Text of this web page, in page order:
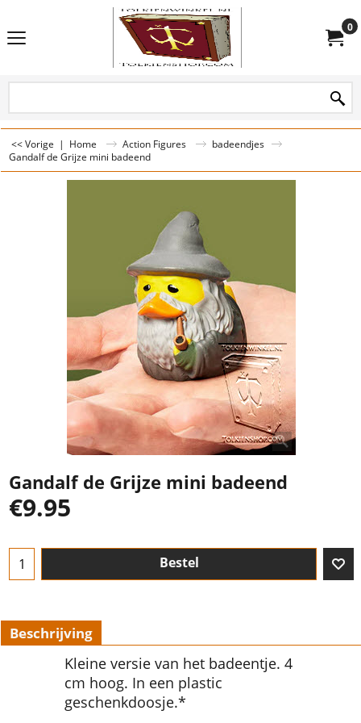
0
<< Vorige | Home Action Figures
badeendjes
Gandalf de Grijze mini badeend
Gandalf de Grijze mini badeend
€9.95
Bestel
Beschrijving
Kleine versie van het badeentje. 4
cm hoog. In een plastic
geschenkdoosje.*